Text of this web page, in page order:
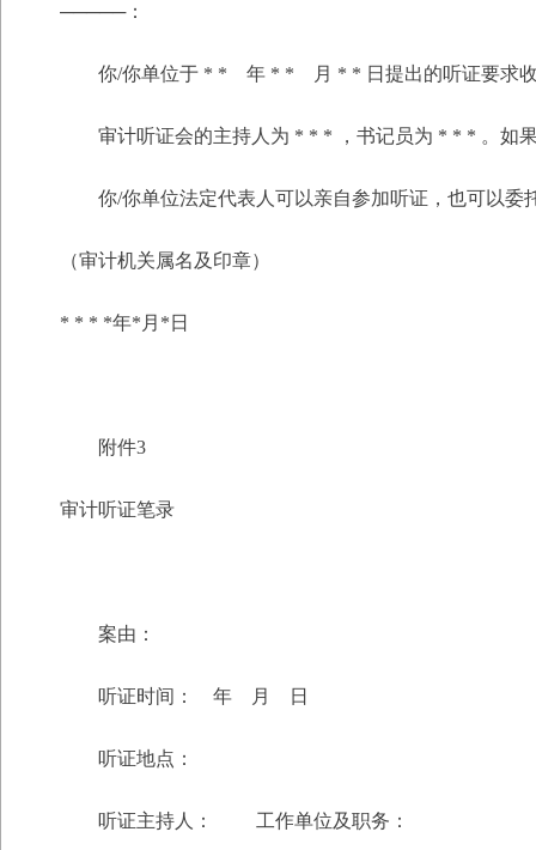
─────：
你/你单位于 * * 年 * * 月 * * 日提出的听证要求收悉
审计听证会的主持人为 * * * ，书记员为 * * * 。如果
你/你单位法定代表人可以亲自参加听证，也可以委
（审计机关属名及印章）
* * * *年*月*日
附件3
审计听证笔录
案由：
听证时间： 年 月 日
听证地点：
听证主持人： 工作单位及职务：